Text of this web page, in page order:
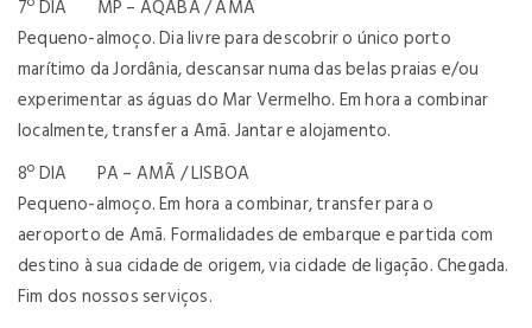
7º DIA MP – AQABA / AMÃ
Pequeno-almoço. Dia livre para descobrir o único porto
marítimo da Jordânia, descansar numa das belas praias e/ou
experimentar as águas do Mar Vermelho. Em hora a combinar
localmente, transfer a Amã. Jantar e alojamento.
8º DIA PA – AMÃ / LISBOA
Pequeno-almoço. Em hora a combinar, transfer para o
aeroporto de Amã. Formalidades de embarque e partida com
destino à sua cidade de origem, via cidade de ligação. Chegada.
Fim dos nossos serviços.